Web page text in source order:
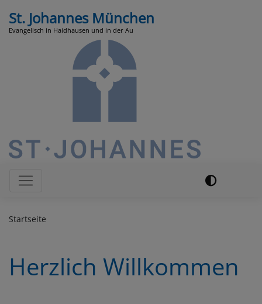
zum
Inhalt
St. Johannes München
Evangelisch in Haidhausen und in der Au
Hauptnavigation
Startseite
Herzlich Willkommen